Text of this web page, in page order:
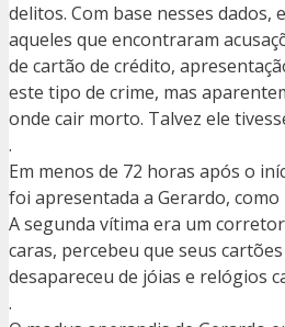
delitos. Com base nesses
aqueles que encontraram
de cartão de crédito,
este tipo de crime, mas
onde cair morto. Talvez ele
.
Em menos de 72 horas após o
foi apresentada a Gerardo,
A segunda vítima era um
caras, percebeu que seus
desapareceu de jóias e relógios
.